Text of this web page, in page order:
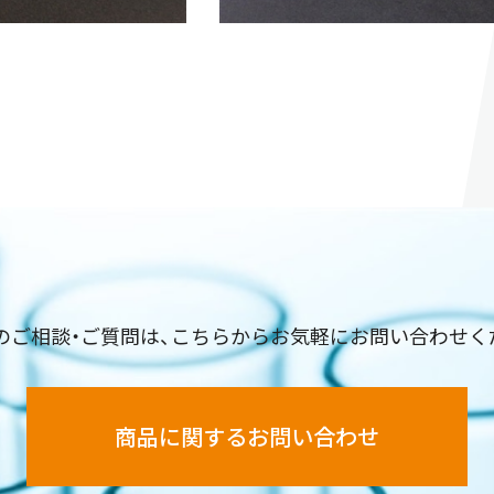
ご相談・ご質問は、こちらからお気軽にお問い合わせく
商品に関するお問い合わせ